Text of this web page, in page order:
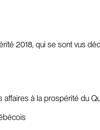
2018, qui se sont vus
affaires à la prospérité du